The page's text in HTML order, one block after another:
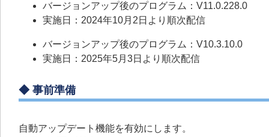
バージョンアップ後のプログラム：V11.0.228.0
実施日：2024年10月2日より順次配信
バージョンアップ後のプログラム：V10.3.10.0
実施日：2025年5月3日より順次配信
◆ 事前準備
自動アップデート機能を有効にします。